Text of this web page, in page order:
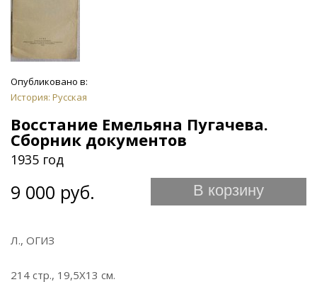
Опубликовано в:
История: Русская
Восстание Емельяна Пугачева.
Сборник документов
1935 год
9 000 руб. В корзину
Л., ОГИЗ
214 стр., 19,5Х13 см.